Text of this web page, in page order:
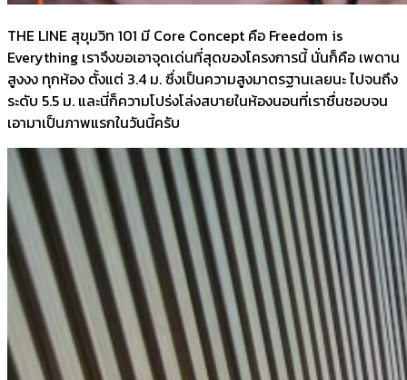
THE LINE สุขุมวิท 101 มี Core Concept คือ Freedom is
Everything เราจึงขอเอาจุดเด่นที่สุดของโครงการนี้ นั่นก็คือ เพดาน
สูงงง ทุกห้อง ตั้งแต่ 3.4 ม. ซึ่งเป็นความสูงมาตรฐานเลยนะ ไปจนถึง
ระดับ 5.5 ม. และนี่ก็ความโปร่งโล่งสบายในห้องนอนที่เราชื่นชอบจน
เอามาเป็นภาพแรกในวันนี้ครับ